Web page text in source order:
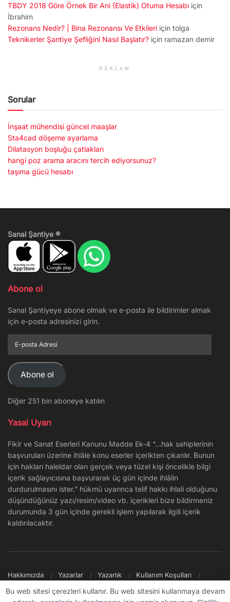
TBDY 2018 Göre Örnek Bir Ani (Elastik) Otuma Hesabı için
İbrahim
Rezonans Nedir? | Bina Rezonansı Ve Etkileri için tolga
Teknikerler Şantiye Şefliğini Nasıl Başlatır? için ramazan demir
REKLAM
Sorular
İnşaat mühendisi güncel maaşlar
Sta4cad döşeme ayarlama
Dilatasyon boşluğu çatlakları
hangi poz arama aracını tercih ediyorsunuz?
taşıma gücü hesabı
Sanal Şantiye ®
Abone ol
Sanal Şantiyeye abone olmak ve e-posta ile bildirimler almak
için e-posta adresinizi girin.
posta
Adresi
Abone ol
Diğer 251 bin aboneye katılın
Yasal Uyarı
Fikir ve Sanat Eserleri Kanunu Madde Ek-4 “…hak sahiplerinin
başvuruları üzerine ihlâle konu eserler içerikten çıkarılır. Bunun
için hakları haleldar olan gerçek veya tüzel kişi öncelikle bilgi
içerik sağlayıcısına başvurarak üç gün içinde ihlâlin
durdurulmasını ister.” hükmü uyarınca telif hakkı ihlali olduğunu
düşündüğünüz yazı/resim/video vb. içerikleri bize bildirmeniz
durumunda 3 gün içinde gerekli işlem yapılarak ilgili içerik
kaldırılacaktır.
Hakkımızda Yazarlar Yazarlık
Kullanım Koşulları
Bu web sitesi çerezleri kullanır. Bu web sitesini kullanmaya devam